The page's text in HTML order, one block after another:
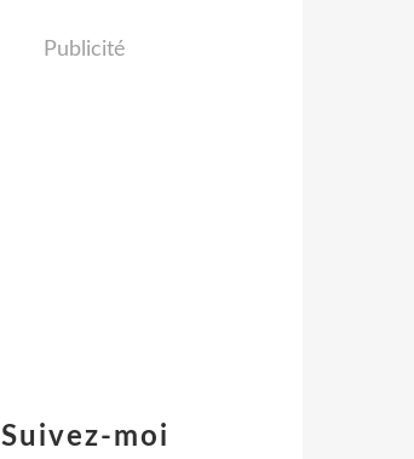
Suivez-moi
Publicité